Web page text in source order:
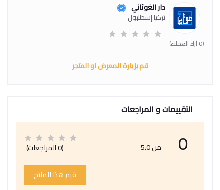
دار الغوثاني
تركيا إسطنبول
(0 آراء العملاء)
قم بزيارة المعرض او المتجر
التقييمات و المراجعات
0 من 5.0 (0 المراجعات)
قيم هذا المنتج